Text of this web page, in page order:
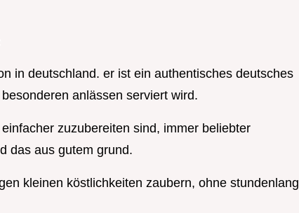
in deutschland. er ist ein authentisches deutsches
anlässen serviert wird.
zuzubereiten sind, immer beliebter
das aus gutem grund.
kleinen köstlichkeiten zaubern, ohne stundenlang